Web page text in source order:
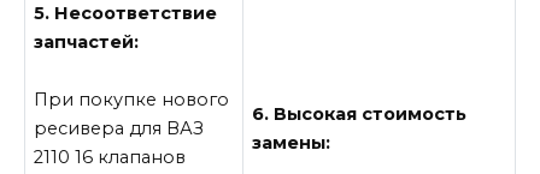
5. Несоответствие
запчастей:
При покупке нового
ресивера для ВАЗ
2110 16 клапанов
6. Высокая стоимость
замены: